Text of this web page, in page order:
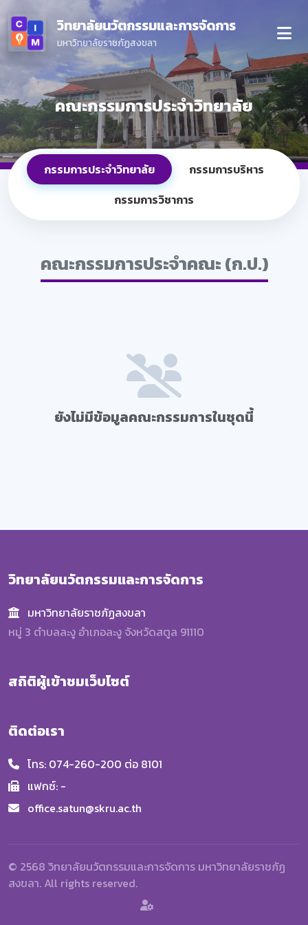
วิทยาลัยนวัตกรรมและการจัดการ
มหาวิทยาลัยราชภัฏสงขลา
คณะกรรมการประจำวิทยาลัย
กรรมการประจำวิทยาลัย
กรรมการบริหาร
กรรมการวิชาการ
คณะกรรมการประจำคณะ (ก.ป.)
ยังไม่มีข้อมูลคณะกรรมการในชุดนี้
วิทยาลัยนวัตกรรมและการจัดการ
มหาวิทยาลัยราชภัฏสงขลา
หมู่ 3 ตำบลละงู อำเภอละงู จังหวัดสตูล 91110
สถิติผู้เข้าชมเว็บไซต์
ติดต่อเรา
โทร: 074-260-200 ต่อ 8101
แฟกซ์: -
office.satun@skru.ac.th
© 2568 วิทยาลัยนวัตกรรมและการจัดการ มหาวิทยาลัยราชภัฏ
สงขลา. All rights reserved.